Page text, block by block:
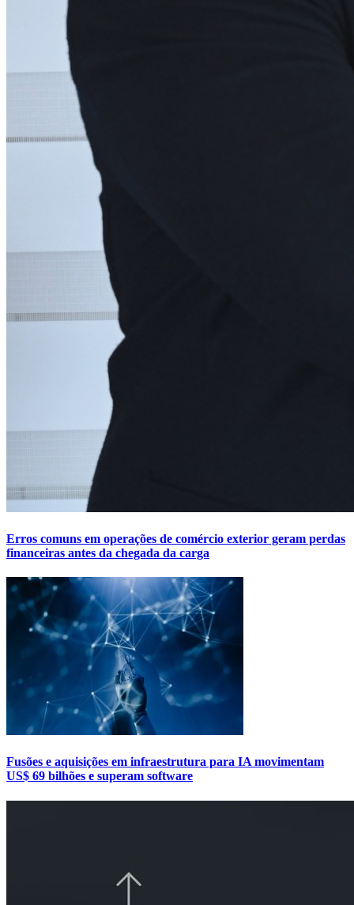
Erros comuns em operações de comércio exterior geram perdas
financeiras antes da chegada da carga
Fusões e aquisições em infraestrutura para IA movimentam
US$ 69 bilhões e superam software